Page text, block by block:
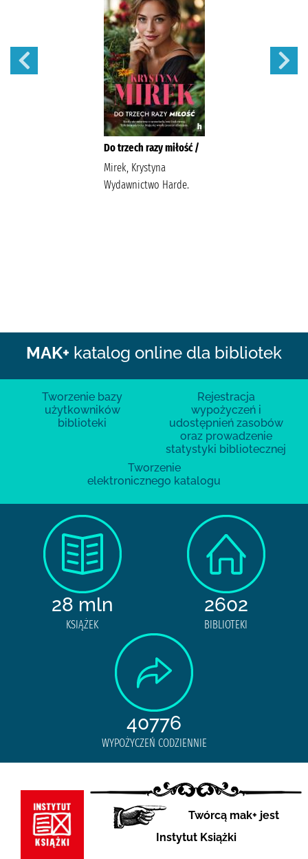
Do trzech razy miłość /
Mirek, Krystyna
Wydawnictwo Harde.
MAK+ katalog online dla bibliotek
Tworzenie bazy
użytkowników
biblioteki
Rejestracja
wypożyczeń i
udostępnień zasobów
oraz prowadzenie
statystyki bibliotecznej
Tworzenie
elektronicznego katalogu
28 mln
KSIĄŻEK
2602
BIBLIOTEKI
40776
WYPOŻYCZEŃ CODZIENNIE
Twórcą mak+ jest
Instytut Książki